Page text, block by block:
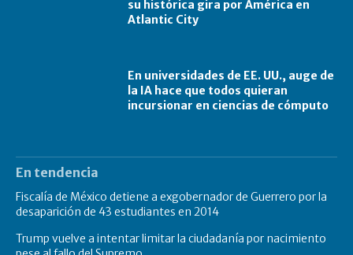
su histórica gira por América en
Atlantic City
En universidades de EE. UU., auge de
la IA hace que todos quieran
incursionar en ciencias de cómputo
En tendencia
Fiscalía de México detiene a exgobernador de Guerrero por la
desaparición de 43 estudiantes en 2014
Trump vuelve a intentar limitar la ciudadanía por nacimiento